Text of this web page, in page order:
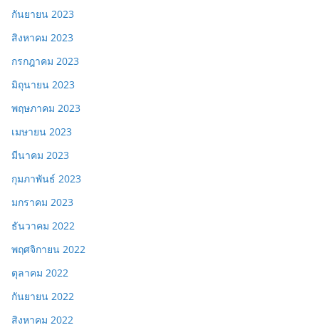
กันยายน 2023
สิงหาคม 2023
กรกฎาคม 2023
มิถุนายน 2023
พฤษภาคม 2023
เมษายน 2023
มีนาคม 2023
กุมภาพันธ์ 2023
มกราคม 2023
ธันวาคม 2022
พฤศจิกายน 2022
ตุลาคม 2022
กันยายน 2022
สิงหาคม 2022